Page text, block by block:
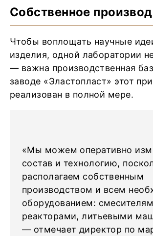
Собственное
Чтобы воплощать научные
изделия, одной лаборатории
— важна производственная
заводе «Эластопласт» этот
реализован в полной мере.
«Мы можем оперативно
состав и технологию,
располагаем собственным
производством и всем
оборудованием:
реакторами, литьевыми
— отмечает директор по